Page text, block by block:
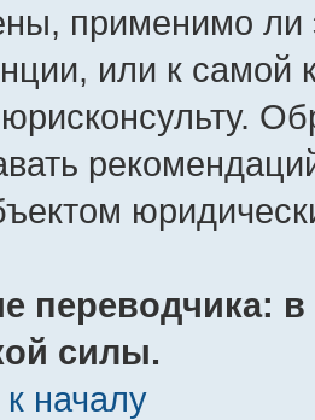
применимо ли
или к самой
переводчика:
силы.
началу